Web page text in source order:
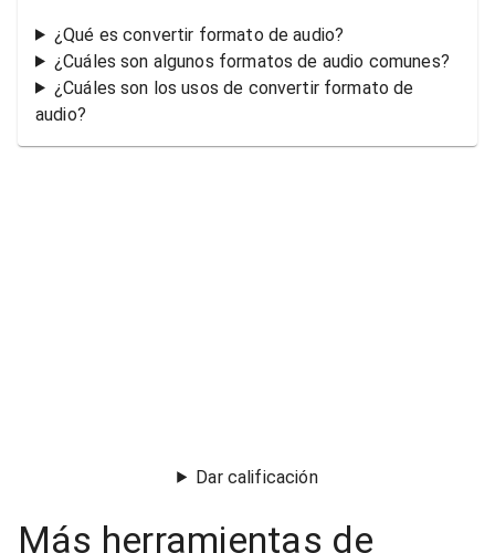
¿Qué es convertir formato de audio?
¿Cuáles son algunos formatos de audio comunes?
¿Cuáles son los usos de convertir formato de
audio?
Dar calificación
Más herramientas de